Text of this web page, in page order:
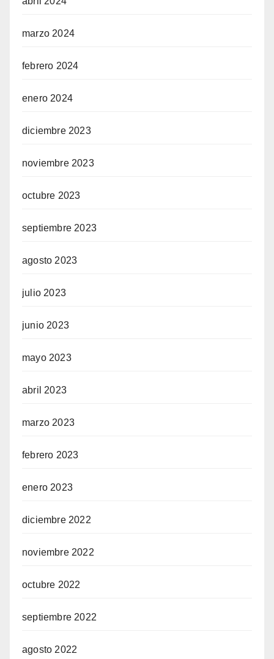
marzo 2024
febrero 2024
enero 2024
diciembre 2023
noviembre 2023
octubre 2023
septiembre 2023
agosto 2023
julio 2023
junio 2023
mayo 2023
abril 2023
marzo 2023
febrero 2023
enero 2023
diciembre 2022
noviembre 2022
octubre 2022
septiembre 2022
agosto 2022